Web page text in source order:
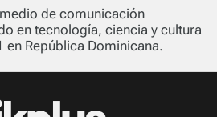
de comunicación
en tecnología, ciencia y cultura
en República Dominicana.